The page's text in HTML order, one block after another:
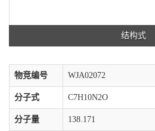
结构式
物竞编号 WJA02072
分子式 C7H10N2O
分子量 138.171